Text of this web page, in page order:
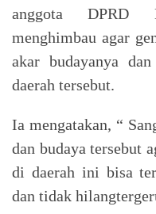
anggota DPRD
menghimbau agar
akar budayanya
daerah tersebut.
Ia mengatakan, “
dan budaya tersebut
di daerah ini bisa
dan tidak